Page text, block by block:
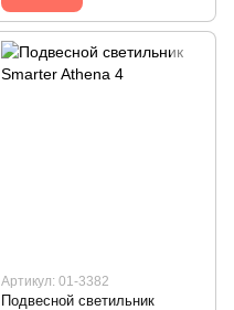
Артикул: 01-3382
Подвесной светильник